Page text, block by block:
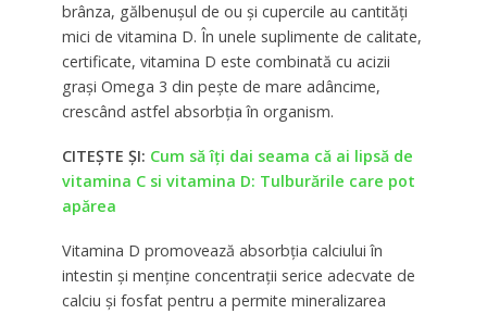
brânza, gălbenușul de ou și cupercile au cantități
mici de vitamina D. În unele suplimente de calitate,
certificate, vitamina D este combinată cu acizii
grași Omega 3 din pește de mare adâncime,
crescând astfel absorbția în organism.
CITEȘTE ȘI: Cum să îți dai seama că ai lipsă de
vitamina C si vitamina D: Tulburările care pot
apărea
Vitamina D promovează absorbția calciului în
intestin și menține concentrații serice adecvate de
calciu și fosfat pentru a permite mineralizarea